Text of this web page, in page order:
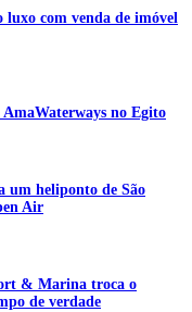
com venda de imóvel
no Egito
um heliponto de São
Air
& Marina troca o
de verdade